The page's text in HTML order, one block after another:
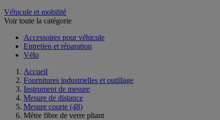
Véhicule et mobilité
Voir toute la catégorie
Accessoires pour véhicule
Entretien et réparation
Vélo
Accueil
Fournitures industrielles et outillage
Instrument de mesure
Mesure de distance
Mesure courte (48)
Mètre fibre de verre pliant